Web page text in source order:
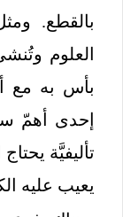
بالقطع.
العلوم
بأس به مع
إحدى أهمّ
تأليفيَّة
يعيب عليه